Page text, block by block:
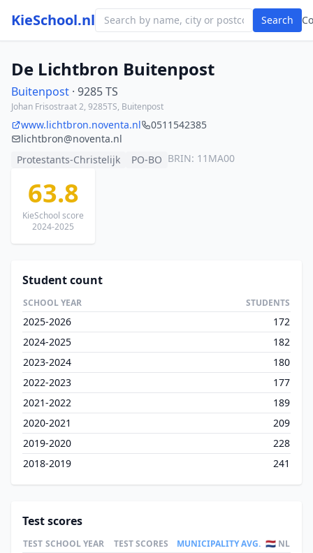
KieSchool.nl Search
De Lichtbron Buitenpost
Buitenpost · 9285 TS
Johan Frisostraat 2, 9285TS, Buitenpost
www.lichtbron.noventa.nl
0511542385
lichtbron@noventa.nl
Protestants-Christelijk
PO-BO BRIN: 11MA00
63.8
KieSchool score
2024-2025
Student count
SCHOOL YEAR STUDENTS
2025-2026
172
2024-2025
182
2023-2024
180
2022-2023
177
2021-2022
189
2020-2021
209
2019-2020
228
2018-2019
241
Test scores
TEST SCHOOL YEAR TEST SCORES MUNICIPALITY AVG. 🇳🇱 NL